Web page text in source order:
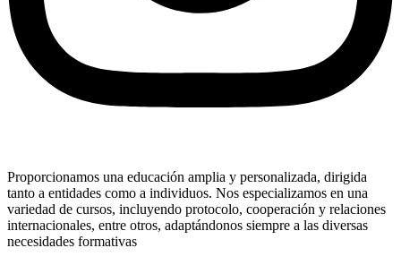
Proporcionamos una educación amplia y personalizada, dirigida
tanto a entidades como a individuos. Nos especializamos en una
variedad de cursos, incluyendo protocolo, cooperación y relaciones
internacionales, entre otros, adaptándonos siempre a las diversas
necesidades formativas